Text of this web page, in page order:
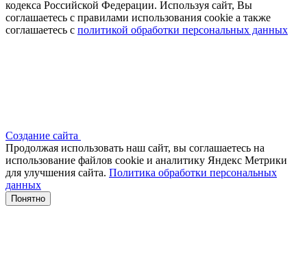
кодекса Российской Федерации. Используя сайт, Вы
соглашаетесь с правилами использования cookie а также
соглашаетесь с политикой обработки персональных данных
Создание сайта
Продолжая использовать наш сайт, вы соглашаетесь на
использование файлов сооkіе и аналитику Яндекс Метрики
для улучшения сайта. Политика обработки персональных
данных
Понятно